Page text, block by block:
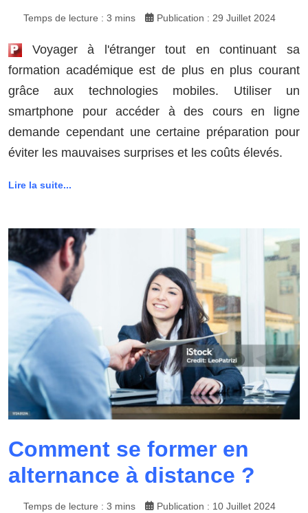
Temps de lecture : 3 mins Publication : 29 Juillet 2024
Voyager à l'étranger tout en continuant sa
formation académique est de plus en plus courant
grâce aux technologies mobiles. Utiliser un
smartphone pour accéder à des cours en ligne
demande cependant une certaine préparation pour
éviter les mauvaises surprises et les coûts élevés.
Lire la suite...
Comment se former en
alternance à distance ?
Temps de lecture : 3 mins Publication : 10 Juillet 2024